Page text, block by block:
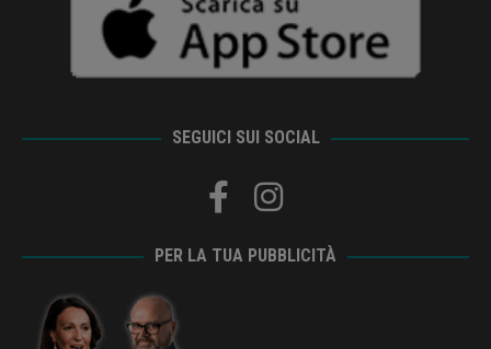
SEGUICI SUI SOCIAL
PER LA TUA PUBBLICITÀ